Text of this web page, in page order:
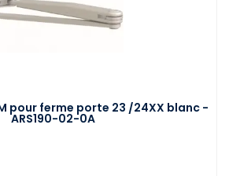
pour ferme porte 23 /24XX blanc -
ARS190-02-0A